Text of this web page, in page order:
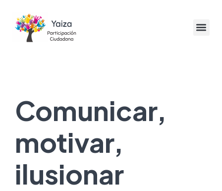
Comunicar,
motivar,
ilusionar